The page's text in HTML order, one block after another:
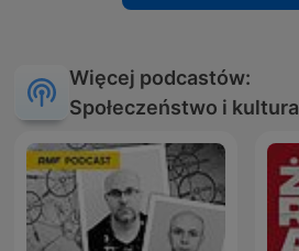
Więcej podcastów:
Społeczeństwo i kultura